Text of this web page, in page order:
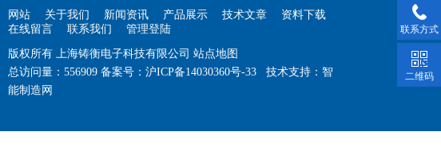
网站 关于我们 新闻资讯 产品展示 技术文章
资料下载
在线留言
联系我们 管理登陆
版权所有 上海铸衡电子科技有限公司 站点地图
总访问量： 556909 备案号： 沪ICP备14030360号-33 技术支持： 智
能制造网
联系方式
二维码